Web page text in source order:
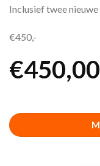
Inclusief twee
€450,-
€450,00